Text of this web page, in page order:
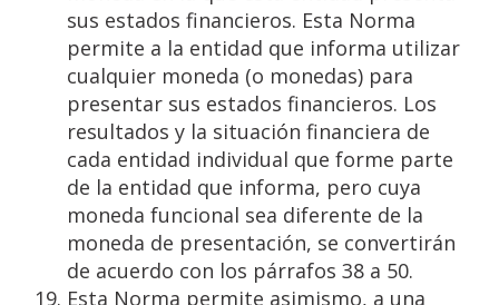
sus estados financieros. Esta Norma
permite a la entidad que informa utilizar
cualquier moneda (o monedas) para
presentar sus estados financieros. Los
resultados y la situación financiera de
cada entidad individual que forme parte
de la entidad que informa, pero cuya
moneda funcional sea diferente de la
moneda de presentación, se convertirán
de acuerdo con los párrafos 38 a 50.
Esta Norma permite asimismo, a una